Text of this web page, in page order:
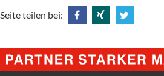
Seite teilen bei:
@
Facebook
@
Xing
@
Twitter